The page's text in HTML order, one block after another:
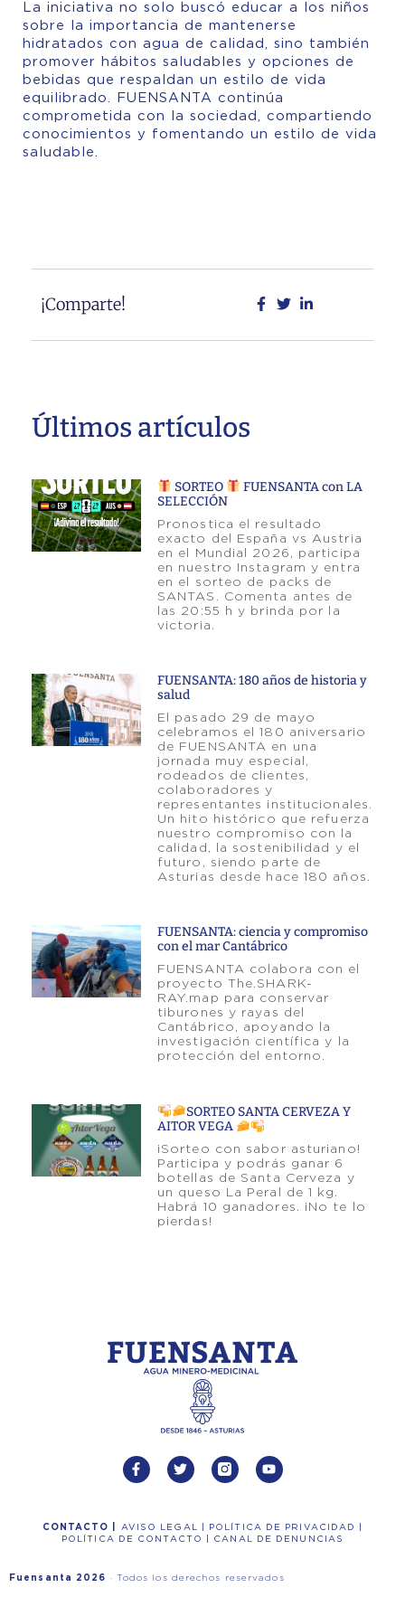
La iniciativa no solo buscó educar a los niños
sobre la importancia de mantenerse
hidratados con agua de calidad, sino también
promover hábitos saludables y opciones de
bebidas que respaldan un estilo de vida
equilibrado. FUENSANTA continúa
comprometida con la sociedad, compartiendo
conocimientos y fomentando un estilo de vida
saludable.
¡Comparte!
Últimos artículos
SORTEO
FUENSANTA con LA
SELECCIÓN
Pronostica el resultado
exacto del España vs Austria
en el Mundial 2026, participa
en nuestro Instagram y entra
en el sorteo de packs de
SANTAS. Comenta antes de
las 20:55 h y brinda por la
victoria.
FUENSANTA: 180 años de historia y
salud
El pasado 29 de mayo
celebramos el 180 aniversario
de FUENSANTA en una
jornada muy especial,
rodeados de clientes,
colaboradores y
representantes institucionales.
Un hito histórico que refuerza
nuestro compromiso con la
calidad, la sostenibilidad y el
futuro, siendo parte de
Asturias desde hace 180 años.
FUENSANTA: ciencia y compromiso
con el mar Cantábrico
FUENSANTA colabora con el
proyecto The.SHARK-
RAY.map para conservar
tiburones y rayas del
Cantábrico, apoyando la
investigación científica y la
protección del entorno.
SORTEO SANTA CERVEZA Y
AITOR VEGA
¡Sorteo con sabor asturiano!
Participa y podrás ganar 6
botellas de Santa Cerveza y
un queso La Peral de 1 kg.
Habrá 10 ganadores. ¡No te lo
pierdas!
CONTACTO AVISO LEGAL POLÍTICA DE PRIVACIDAD
POLÍTICA DE CONTACTO
CANAL DE DENUNCIAS
Fuensanta 2026 · Todos los derechos reservados